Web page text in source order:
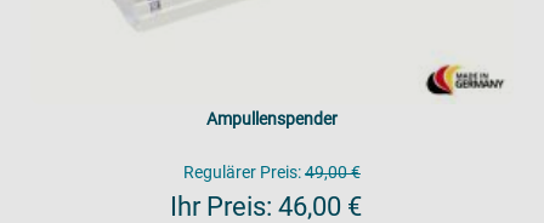
Ampullenspender
Regulärer Preis:49,00 €
Ihr Preis: 46,00 €